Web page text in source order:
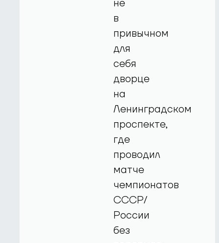
не
в
привычном
для
себя
дворце
на
Ленинградском
проспекте,
где
проводил
матче
чемпионатов
СССР/
России
без